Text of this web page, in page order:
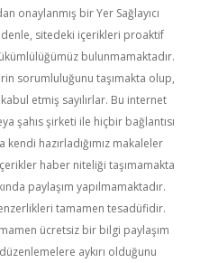
onaylanmış bir Yer Sağlayıcı
sitedeki içerikleri proaktif
bulunmamaktadır.
sorumluluğunu taşımakta olup,
etmiş sayılırlar. Bu internet
şahıs şirketi ile hiçbir bağlantısı
hazırladığımız makaleler
haber niteliği taşımamakta
paylaşım yapılmamaktadır.
tamamen tesadüfidir.
ücretsiz bir bilgi paylaşım
aykırı olduğunu